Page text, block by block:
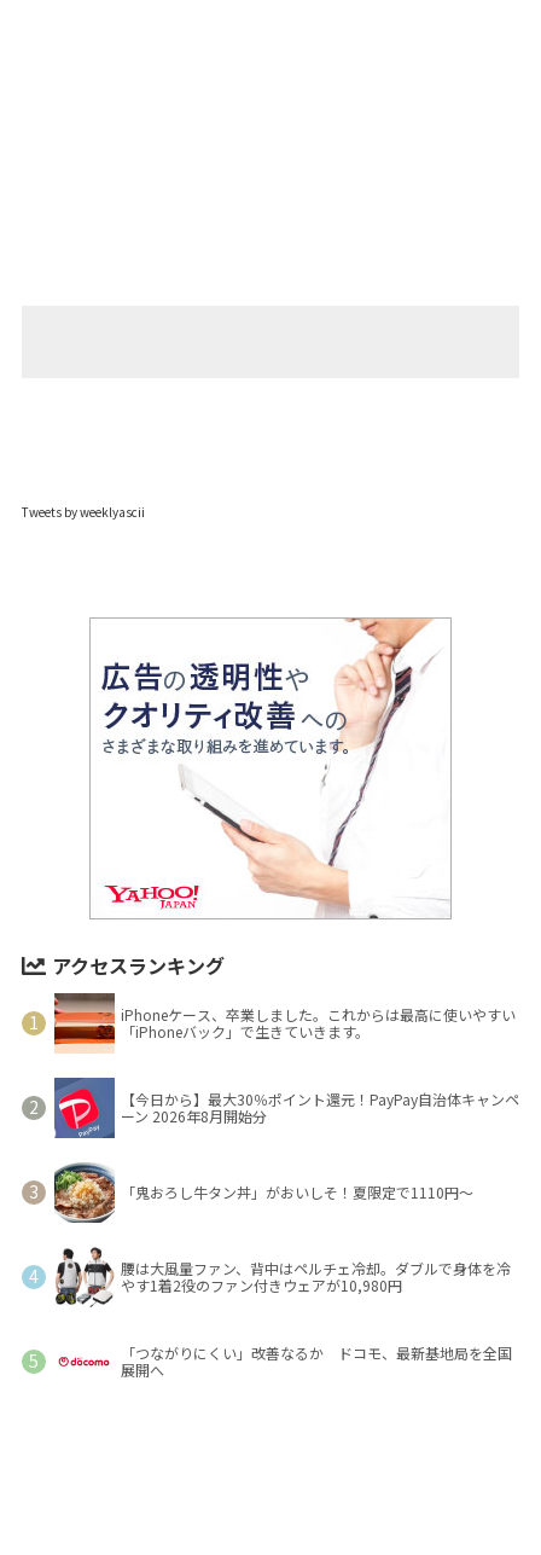
Tweets by weeklyascii
アクセスランキング
iPhoneケース、卒業しました。これからは最高に使いやすい
「iPhoneバック」で生きていきます。
【今日から】最大30％ポイント還元！PayPay自治体キャンペ
ーン 2026年8月開始分
「鬼おろし牛タン丼」がおいしそ！夏限定で1110円～
腰は大風量ファン、背中はペルチェ冷却。ダブルで身体を冷
やす1着2役のファン付きウェアが10,980円
「つながりにくい」改善なるか ドコモ、最新基地局を全国
展開へ